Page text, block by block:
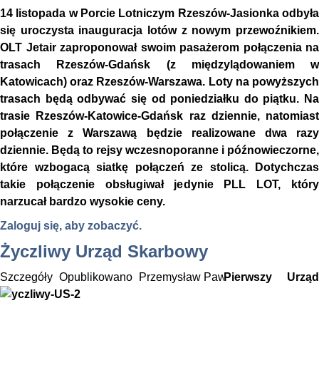
14 listopada w Porcie Lotniczym Rzeszów-Jasionka odbyła
się uroczysta inauguracja lotów z nowym przewoźnikiem.
OLT Jetair zaproponował swoim pasażerom połączenia na
trasach Rzeszów-Gdańsk (z międzylądowaniem w
Katowicach) oraz Rzeszów-Warszawa. Loty na powyższych
trasach będą odbywać się od poniedziałku do piątku. Na
trasie Rzeszów-Katowice-Gdańsk raz dziennie, natomiast
połączenie z Warszawą będzie realizowane dwa razy
dziennie. Będą to rejsy wczesnoporanne i późnowieczorne,
które wzbogacą siatkę połączeń ze stolicą. Dotychczas
takie połączenie obsługiwał jedynie PLL LOT, który
narzucał bardzo wysokie ceny.
Zaloguj się, aby zobaczyć.
Życzliwy Urząd Skarbowy
Szczegóły Opublikowano Przemysław PawlakPierwszy Urząd